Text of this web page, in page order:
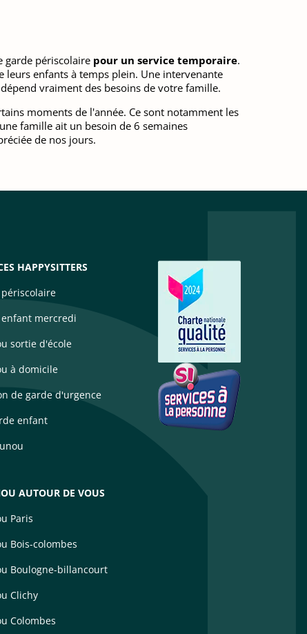
garde périscolaire pour un service temporaire.
enfants à temps plein. Une intervenante
vraiment des besoins de votre famille.
moments de l'année. Ce sont notamment les
famille ait un besoin de 6 semaines
de nos jours.
HAPPYSITTERS
enfant mercredi
sortie d'école
à domicile
de garde d'urgence
enfant
AUTOUR DE VOUS
Paris
Bois-colombes
Boulogne-billancourt
Clichy
Colombes